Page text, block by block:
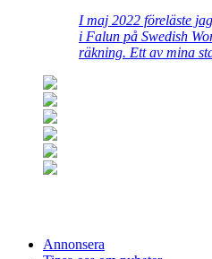
I maj 2022 föreläste
i Falun på Swedish
räkning. Ett av mina
Annonsera